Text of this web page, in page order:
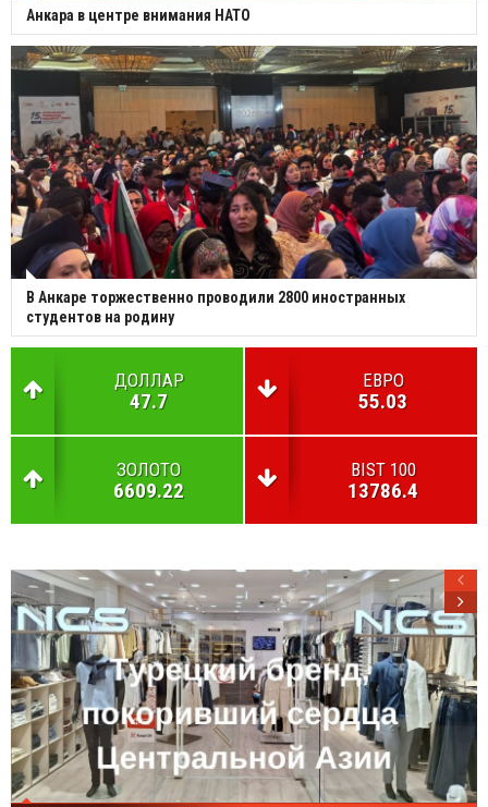
Анкара в центре внимания НАТО
В Анкаре торжественно проводили 2800 иностранных
студентов на родину
ДОЛЛАР
47.7
ЕВРО
55.03
ЗОЛОТО
6609.22
BIST 100
13786.4